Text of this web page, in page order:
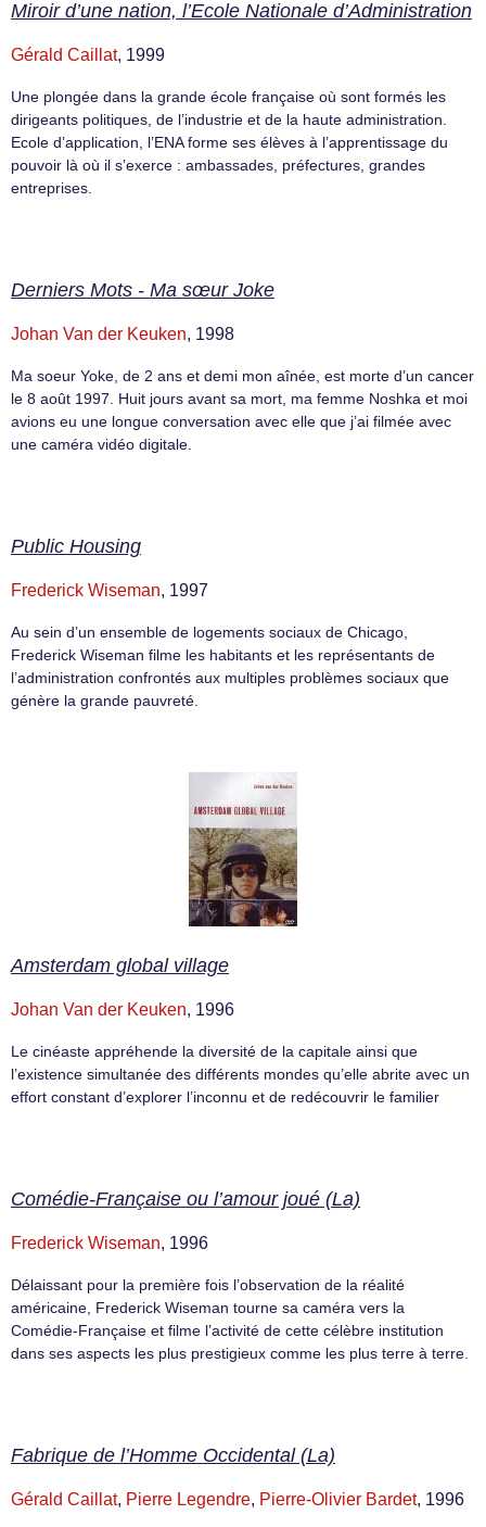
Miroir d’une nation, l’Ecole Nationale d’Administration
Gérald Caillat, 1999
Une plongée dans la grande école française où sont formés les
dirigeants politiques, de l’industrie et de la haute administration.
Ecole d’application, l’ENA forme ses élèves à l’apprentissage du
pouvoir là où il s’exerce : ambassades, préfectures, grandes
entreprises.
Derniers Mots - Ma sœur Joke
Johan Van der Keuken, 1998
Ma soeur Yoke, de 2 ans et demi mon aînée, est morte d’un cancer
le 8 août 1997. Huit jours avant sa mort, ma femme Noshka et moi
avions eu une longue conversation avec elle que j’ai filmée avec
une caméra vidéo digitale.
Public Housing
Frederick Wiseman, 1997
Au sein d’un ensemble de logements sociaux de Chicago,
Frederick Wiseman filme les habitants et les représentants de
l’administration confrontés aux multiples problèmes sociaux que
génère la grande pauvreté.
Amsterdam global village
Johan Van der Keuken, 1996
Le cinéaste appréhende la diversité de la capitale ainsi que
l’existence simultanée des différents mondes qu’elle abrite avec un
effort constant d’explorer l’inconnu et de redécouvrir le familier
Comédie-Française ou l’amour joué (La)
Frederick Wiseman, 1996
Délaissant pour la première fois l’observation de la réalité
américaine, Frederick Wiseman tourne sa caméra vers la
Comédie-Française et filme l’activité de cette célèbre institution
dans ses aspects les plus prestigieux comme les plus terre à terre.
Fabrique de l’Homme Occidental (La)
Gérald Caillat, Pierre Legendre, Pierre-Olivier Bardet, 1996